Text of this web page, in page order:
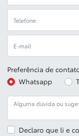
Preferência de
Whatsapp
Declaro que li e